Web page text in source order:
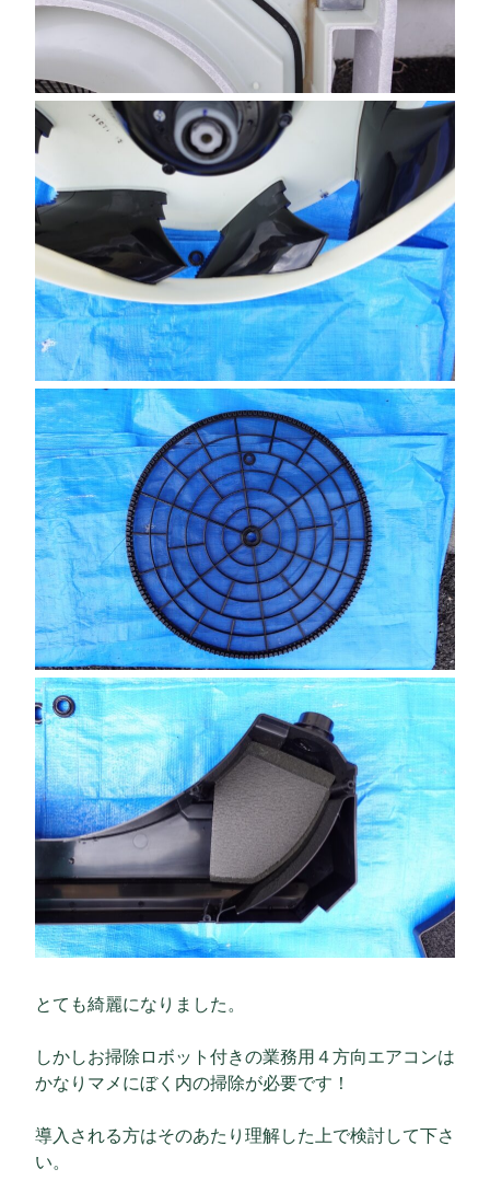
とても綺麗になりました。
しかしお掃除ロボット付きの業務用４方向エアコンは
かなりマメにぼく内の掃除が必要です！
導入される方はそのあたり理解した上で検討して下さ
い。